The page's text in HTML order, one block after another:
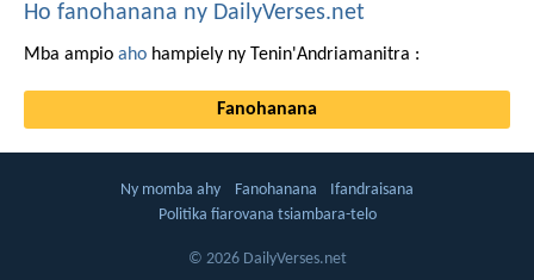
Ho fanohanana ny DailyVerses.net
Mba ampio aho hampiely ny Tenin'Andriamanitra :
Fanohanana
Ny momba ahy Fanohanana
Ifandraisana
Politika fiarovana tsiambara-telo
© 2026 DailyVerses.net